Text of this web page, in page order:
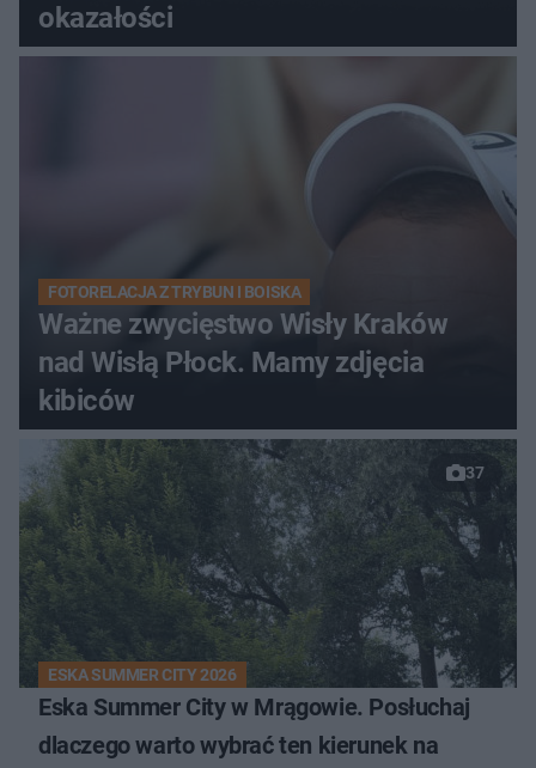
okazałości
FOTORELACJA Z TRYBUN I BOISKA
Ważne zwycięstwo Wisły Kraków
nad Wisłą Płock. Mamy zdjęcia
kibiców
37
ESKA SUMMER CITY 2026
Eska Summer City w Mrągowie. Posłuchaj
dlaczego warto wybrać ten kierunek na